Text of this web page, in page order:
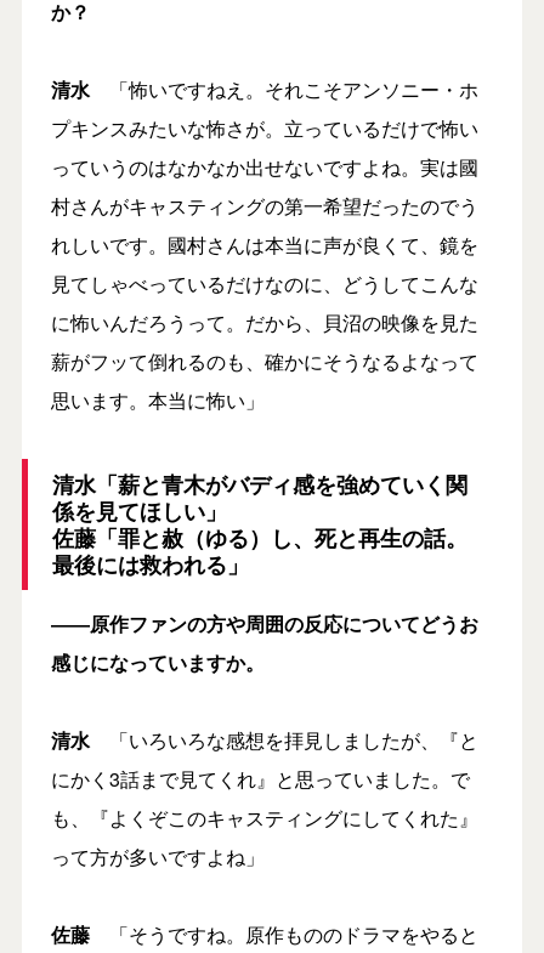
か？
清水「怖いですねえ。それこそアンソニー・ホ
プキンスみたいな怖さが。立っているだけで怖い
っていうのはなかなか出せないですよね。実は國
村さんがキャスティングの第一希望だったのでう
れしいです。國村さんは本当に声が良くて、鏡を
見てしゃべっているだけなのに、どうしてこんな
に怖いんだろうって。だから、貝沼の映像を見た
薪がフッて倒れるのも、確かにそうなるよなって
思います。本当に怖い」
清水「薪と青木がバディ感を強めていく関
係を見てほしい」
佐藤「罪と赦（ゆる）し、死と再生の話。
最後には救われる」
――原作ファンの方や周囲の反応についてどうお
感じになっていますか。
清水「いろいろな感想を拝見しましたが、『と
にかく3話まで見てくれ』と思っていました。で
も、『よくぞこのキャスティングにしてくれた』
って方が多いですよね」
佐藤「そうですね。原作もののドラマをやると